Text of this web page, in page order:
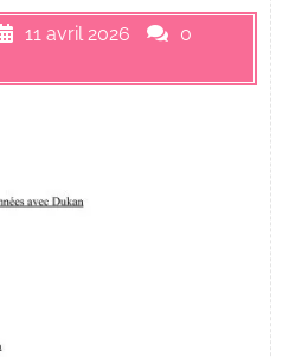
11 avril 2026
0